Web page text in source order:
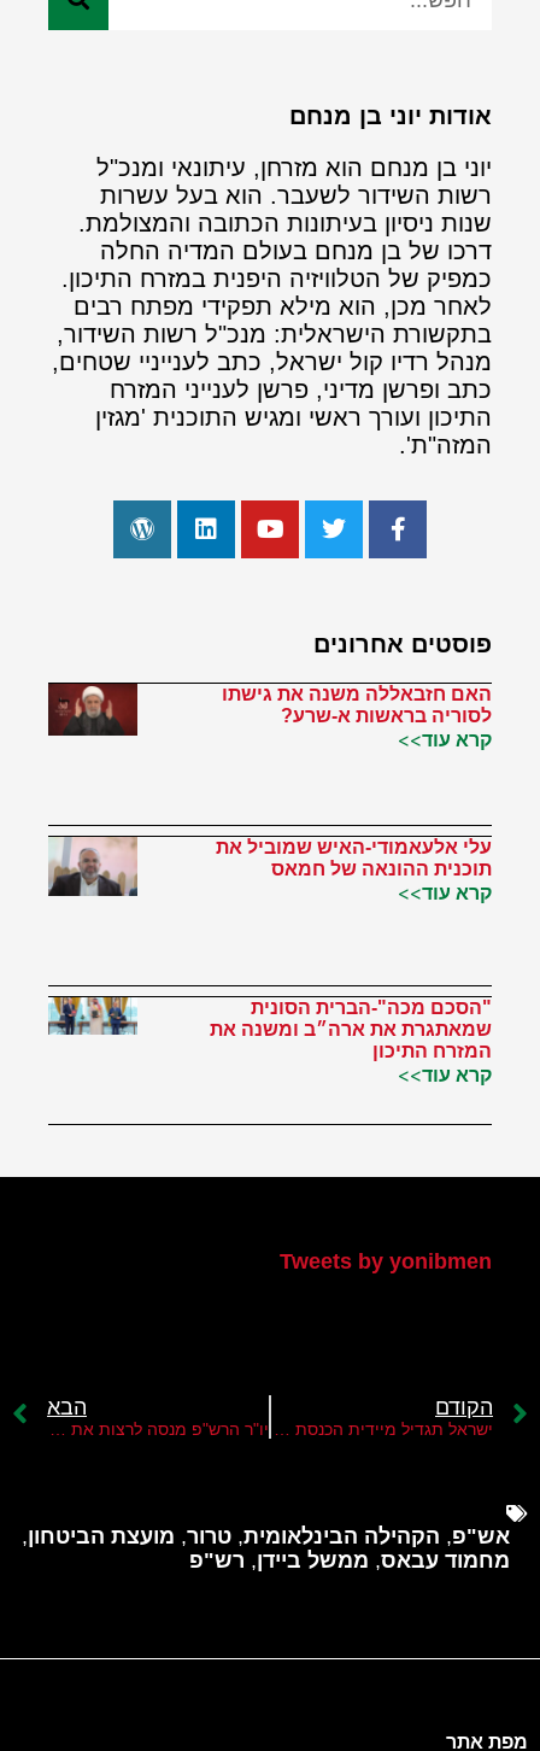
אודות יוני בן מנחם
יוני בן מנחם הוא מזרחן, עיתונאי ומנכ"ל
רשות השידור לשעבר. הוא בעל עשרות
שנות ניסיון בעיתונות הכתובה והמצולמת.
דרכו של בן מנחם בעולם המדיה החלה
כמפיק של הטלוויזיה היפנית במזרח התיכון.
לאחר מכן, הוא מילא תפקידי מפתח רבים
בתקשורת הישראלית: מנכ"ל רשות השידור,
מנהל רדיו קול ישראל, כתב לענייניי שטחים,
כתב ופרשן מדיני, פרשן לענייני המזרח
התיכון ועורך ראשי ומגיש התוכנית 'מגזין
המזה"ת'.
פוסטים אחרונים
האם חזבאללה משנה את גישתו
לסוריה בראשות א-שרע?
קרא עוד>>
עלי אלעאמודי-האיש שמוביל את
תוכנית ההונאה של חמאס
קרא עוד>>
"הסכם מכה"-הברית הסונית
שמאתגרת את ארה״ב ומשנה את
המזרח התיכון
קרא עוד>>
Tweets by yonibmen
הקודם הבא
אש"פ, הקהילה הבינלאומית, טרור, מועצת הביטחון,
מחמוד עבאס, ממשל ביידן, רש"פ
מפת אתר